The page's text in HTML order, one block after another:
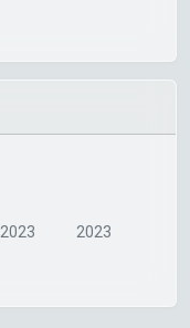
2023 2023